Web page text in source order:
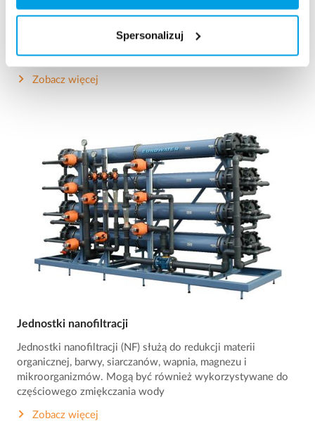
Spersonalizuj
Stacja zmiękczania | WYNAJEM
Mobilna stacja uzdatniania do produkcji wody zmiękczonej.
Zobacz więcej
Jednostki nanofiltracji
Jednostki nanofiltracji (NF) służą do redukcji materii
organicznej, barwy, siarczanów, wapnia, magnezu i
mikroorganizmów. Mogą być również wykorzystywane do
częściowego zmiękczania wody
Zobacz więcej